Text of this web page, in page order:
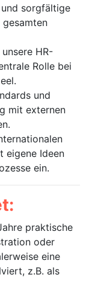
sorgfältige
HR-
Rolle bei
und
mit externen
eigene Ideen
ein.
praktische
oder
eine
z.B. als